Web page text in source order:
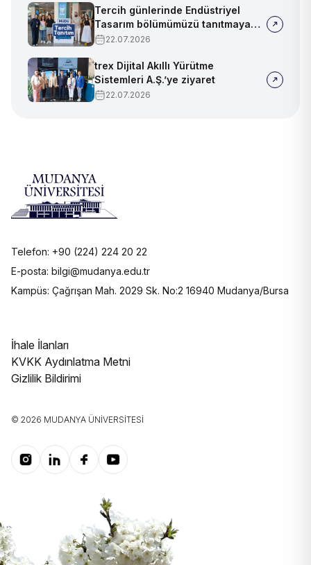
Tercih günlerinde Endüstriyel
Tasarım bölümümüzü tanıtmaya
devam ediyoruz!
22.07.2026
trex Dijital Akıllı Yürütme
Sistemleri A.Ş.’ye ziyaret
22.07.2026
Telefon: +90 (224) 224 20 22
E-posta: bilgi@mudanya.edu.tr
Kampüs: Çağrışan Mah. 2029 Sk. No:2 16940 Mudanya/Bursa
İhale İlanları
KVKK Aydınlatma Metni
Gizlilik Bildirimi
© 2026 MUDANYA ÜNIVERSITESI